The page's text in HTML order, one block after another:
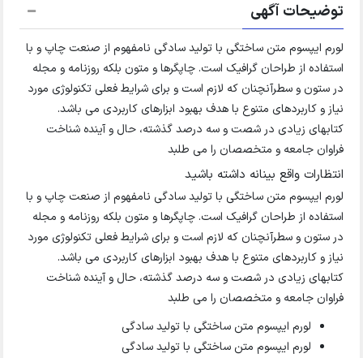
توضیحات آگهی
لورم ایپسوم متن ساختگی با تولید سادگی نامفهوم از صنعت چاپ و با
استفاده از طراحان گرافیک است. چاپگرها و متون بلکه روزنامه و مجله
در ستون و سطرآنچنان که لازم است و برای شرایط فعلی تکنولوژی مورد
نیاز و کاربردهای متنوع با هدف بهبود ابزارهای کاربردی می باشد.
کتابهای زیادی در شصت و سه درصد گذشته، حال و آینده شناخت
فراوان جامعه و متخصصان را می طلبد
انتظارات واقع بینانه داشته باشید
لورم ایپسوم متن ساختگی با تولید سادگی نامفهوم از صنعت چاپ و با
استفاده از طراحان گرافیک است. چاپگرها و متون بلکه روزنامه و مجله
در ستون و سطرآنچنان که لازم است و برای شرایط فعلی تکنولوژی مورد
نیاز و کاربردهای متنوع با هدف بهبود ابزارهای کاربردی می باشد.
کتابهای زیادی در شصت و سه درصد گذشته، حال و آینده شناخت
فراوان جامعه و متخصصان را می طلبد
لورم ایپسوم متن ساختگی با تولید سادگی
لورم ایپسوم متن ساختگی با تولید سادگی